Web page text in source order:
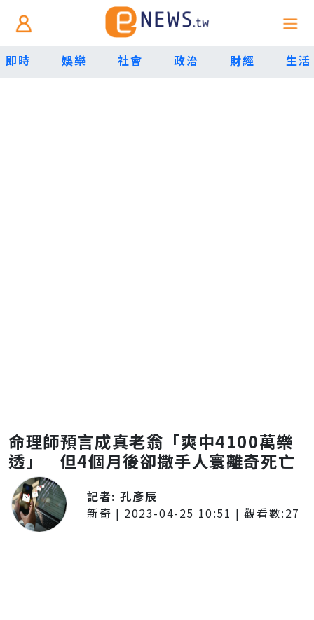
即時 娛樂 社會 政治 財經 生活
命理師預言成真老翁「爽中4100萬樂
透」 但4個月後卻撒手人寰離奇死亡
記者:孔彥辰
新奇 | 2023-04-25 10:51 | 觀看數:27